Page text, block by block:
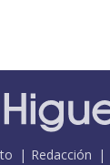
Redacción